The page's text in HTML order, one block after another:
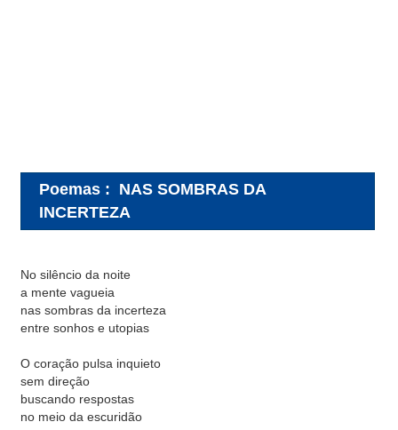
Poemas : NAS SOMBRAS DA
INCERTEZA
No silêncio da noite
a mente vagueia
nas sombras da incerteza
entre sonhos e utopias
O coração pulsa inquieto
sem direção
buscando respostas
no meio da escuridão